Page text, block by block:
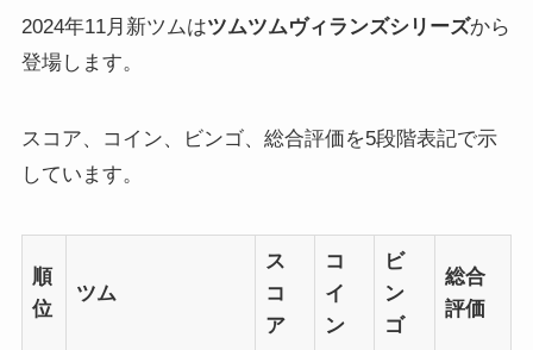
2024年11月新ツムはツムツムヴィランズシリーズから
登場します。
スコア、コイン、ビンゴ、総合評価を5段階表記で示
しています。
順
位
ツム
ス
コ
ア
コ
イ
ン
ビ
ン
ゴ
総合
評価